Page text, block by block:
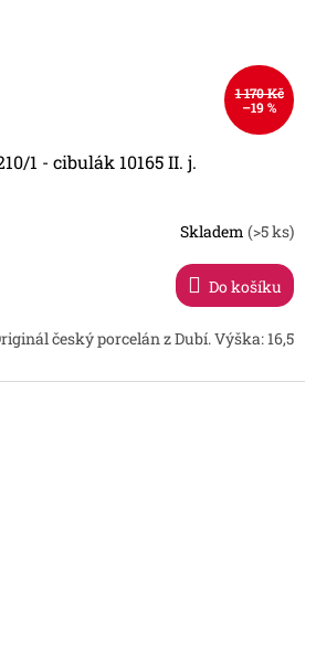
1 170 Kč
–19 %
1 - cibulák 10165 II. j.
Skladem (>5 ks)
Do košíku
český porcelán z Dubí. Výška: 16,5